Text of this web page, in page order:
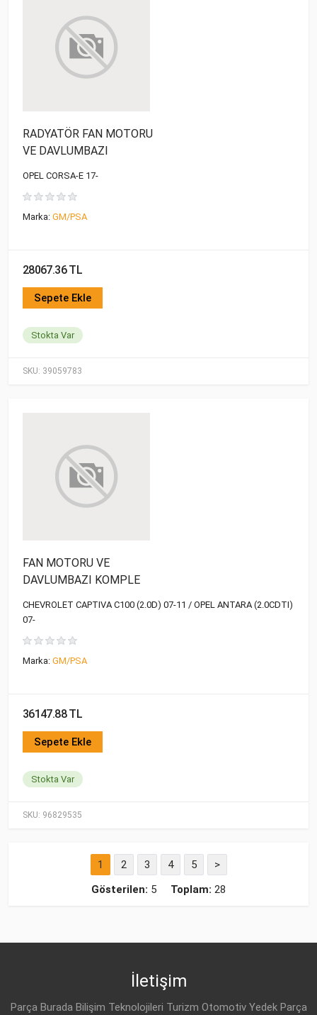
SKU: 39059783
RADYATÖR FAN MOTORU
VE DAVLUMBAZI
OPEL CORSA-E 17-
Marka: GM/PSA
28067.36 TL
Sepete Ekle
Stokta Var
SKU: 96829535
FAN MOTORU VE
DAVLUMBAZI KOMPLE
CHEVROLET CAPTIVA C100 (2.0D) 07-11 / OPEL ANTARA (2.0CDTI)
07-
Marka: GM/PSA
36147.88 TL
Sepete Ekle
Stokta Var
1 2 3 4 5
>
Gösterilen: 5 Toplam: 28
İletişim
Parça Burada Bilişim Teknolojileri Turizm Otomotiv Yedek Parça